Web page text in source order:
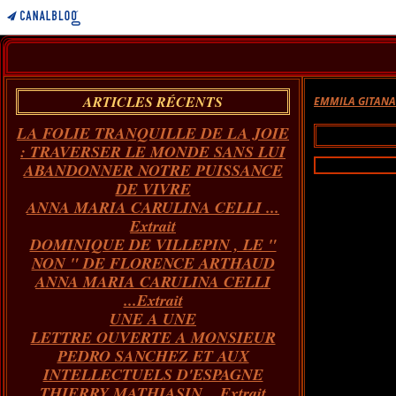
ARTICLES RÉCENTS
LA FOLIE TRANQUILLE DE LA JOIE
: TRAVERSER LE MONDE SANS LUI
ABANDONNER NOTRE PUISSANCE
DE VIVRE
ANNA MARIA CARULINA CELLI ...
Extrait
DOMINIQUE DE VILLEPIN , LE "
NON " DE FLORENCE ARTHAUD
ANNA MARIA CARULINA CELLI
...Extrait
UNE A UNE
LETTRE OUVERTE A MONSIEUR
PEDRO SANCHEZ ET AUX
INTELLECTUELS D'ESPAGNE
EMMILA GITANA